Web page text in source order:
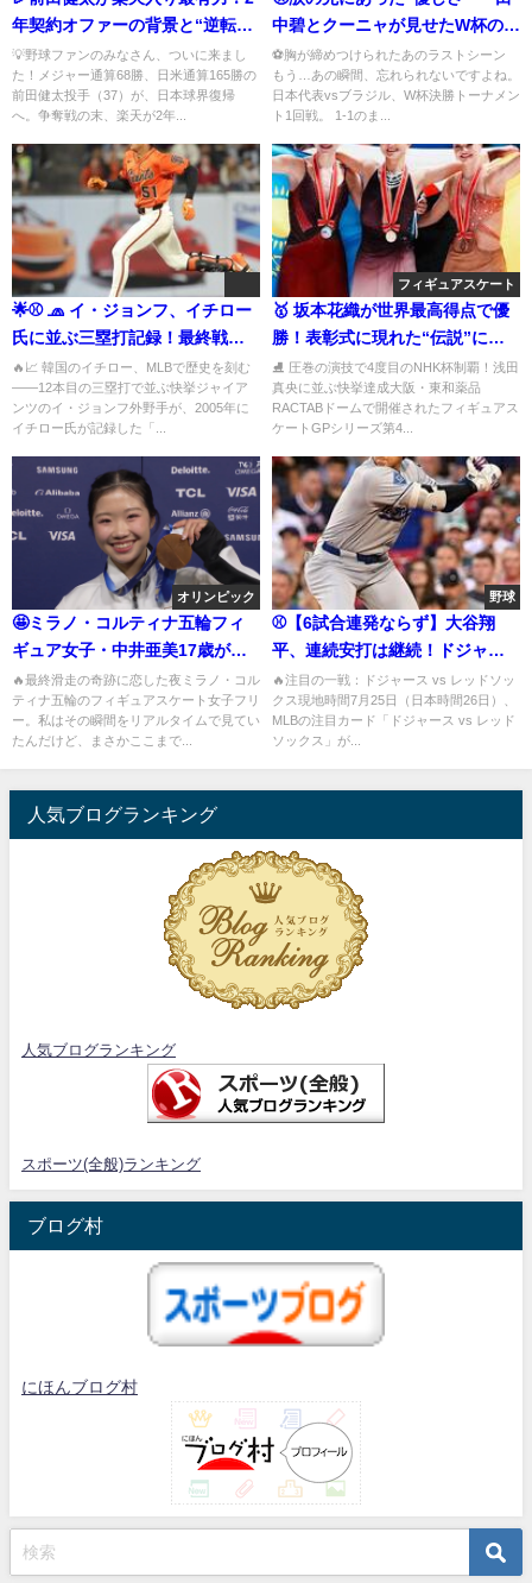
年契約オファーの背景と“逆転獲
得”の理由
💡野球ファンのみなさん、ついに来まし
た！メジャー通算68勝、日米通算165勝の
前田健太投手（37）が、日本球界復帰
へ。争奪戦の末、楽天が2年...
中碧とクーニャが見せたW杯の真
の美しさ⚽✨
⚽胸が締めつけられたあのラストシーン
もう…あの瞬間、忘れられないですよね。
日本代表vsブラジル、W杯決勝トーナメン
ト1回戦。 1-1のま...
🌟⚾ 🧢 イ・ジョンフ、イチロー
氏に並ぶ三塁打記録！最終戦
で“伝説超え”なるか？ 🌟⚾
🔥📈 韓国のイチロー、MLBで歴史を刻む
――12本目の三塁打で並ぶ快挙ジャイア
ンツのイ・ジョンフ外野手が、2005年に
イチロー氏が記録した「...
フィギュアスケート
🥇 坂本花織が世界最高得点で優
勝！表彰式に現れた“伝説”に海
外ファン騒然
⛸️ 圧巻の演技で4度目のNHK杯制覇！浅田
真央に並ぶ快挙達成大阪・東和薬品
RACTABドームで開催されたフィギュアス
ケートGPシリーズ第4...
オリンピック
🤩ミラノ・コルティナ五輪フィ
ギュア女子・中井亜美17歳が魅
せた“震えるほど可愛い”10秒の
沈黙と銅メダルの物語
🔥最終滑走の奇跡に恋した夜ミラノ・コル
ティナ五輪のフィギュアスケート女子フリ
ー。私はその瞬間をリアルタイムで見てい
たんだけど、まさかここまで...
野球
⚾️【6試合連発ならず】大谷翔
平、連続安打は継続！ドジャー
スは2連勝で好調キープ
🔥注目の一戦：ドジャース vs レッドソッ
クス現地時間7月25日（日本時間26日）、
MLBの注目カード「ドジャース vs レッド
ソックス」が...
人気ブログランキング
人気ブログランキング
スポーツ(全般)ランキング
ブログ村
にほんブログ村